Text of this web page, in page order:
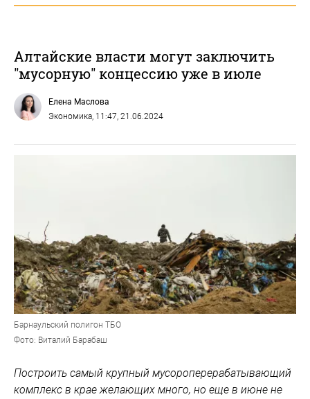
Алтайские власти могут заключить
"мусорную" концессию уже в июле
Елена Маслова
Экономика , 11:47, 21.06.2024
Барнаульский полигон ТБО
Фото: Виталий Барабаш
Построить самый крупный мусороперерабатывающий
комплекс в крае желающих много, но еще в июне не